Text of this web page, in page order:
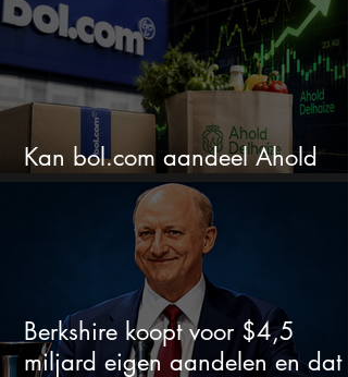
Kan bol.com aandeel Ahold
nieuw leven inblazen?
Berkshire koopt voor $4,5
miljard eigen aandelen en dat